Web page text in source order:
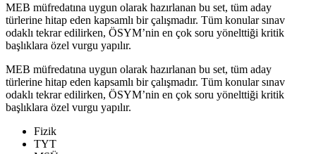
MEB müfredatına uygun olarak hazırlanan bu set, tüm aday
türlerine hitap eden kapsamlı bir çalışmadır. Tüm konular sınav
odaklı tekrar edilirken, ÖSYM’nin en çok soru yönelttiği kritik
başlıklara özel vurgu yapılır.
MEB müfredatına uygun olarak hazırlanan bu set, tüm aday
türlerine hitap eden kapsamlı bir çalışmadır. Tüm konular sınav
odaklı tekrar edilirken, ÖSYM’nin en çok soru yönelttiği kritik
başlıklara özel vurgu yapılır.
Fizik
TYT